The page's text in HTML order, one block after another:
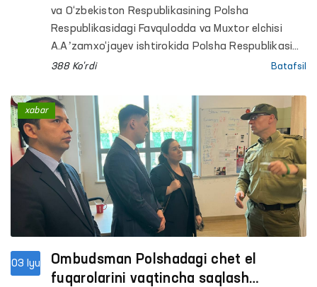
va O‘zbekiston Respublikasining Polsha
Respublikasidagi Favqulodda va Muxtor elchisi
A.Aʼzamxo‘jayev ishtirokida Polsha Respublikasi
Konstitutsiyaviy tribunali (Konstitutsiyaviy sud)
uchrashuv o‘tkazdi.
388 Ko'rdi Batafsil
03 Iyu
Ombudsman Polshadagi chet el
fuqarolarini vaqtincha saqlash
xabar